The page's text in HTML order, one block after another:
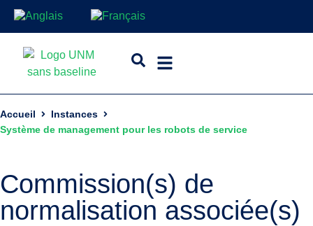
Accueil
Instances
Système de management pour les robots de service
Commission(s) de
normalisation associée(s)